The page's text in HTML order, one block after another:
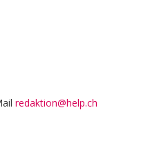
redaktion@help.ch